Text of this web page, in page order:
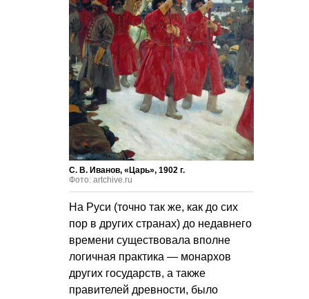
С. В. Иванов, «Царь», 1902 г.
Фото: artchive.ru
На Руси (точно так же, как до сих
пор в других странах) до недавнего
времени существовала вполне
логичная практика — монархов
других государств, а также
правителей древности, было